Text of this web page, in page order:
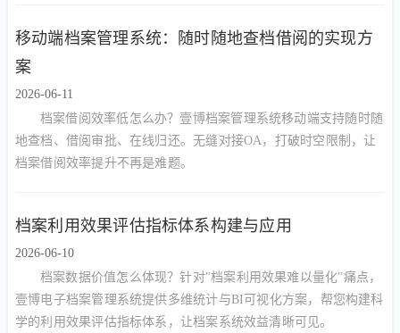
移动端档案管理系统：随时随地查档借阅的实现方
案
2026-06-11
档案借阅效率低怎么办？壹博档案管理系统移动端支持随时随
地查档、借阅审批、在线归还。无缝对接OA，打破时空限制，让
档案借阅效率提升不再是难题。
档案利用效果评估指标体系构建与应用
2026-06-10
档案数据价值怎么体现？针对"档案利用效果难以量化"痛点，
壹博电子档案管理系统提供多维统计与BI可视化方案，帮您构建科
学的利用效果评估指标体系，让档案系统效益清晰可见。